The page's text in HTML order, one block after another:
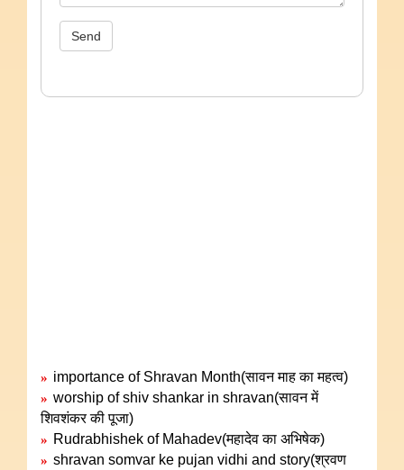
Send
» importance of Shravan Month(सावन माह का महत्व)
» worship of shiv shankar in shravan(सावन में
शिवशंकर की पूजा)
» Rudrabhishek of Mahadev(महादेव का अभिषेक)
» shravan somvar ke pujan vidhi and story(श्रवण